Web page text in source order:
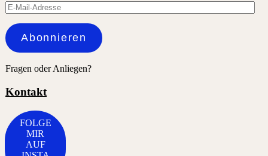
E-
Mail-
Adresse
Abonnieren
Fragen oder Anliegen?
Kontakt
FOLGE
MIR
AUF